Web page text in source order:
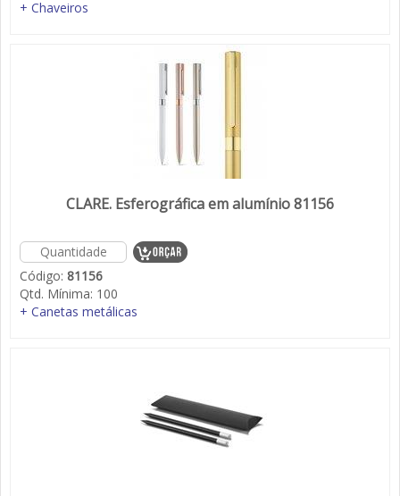
+ Chaveiros
CLARE. Esferográfica em alumínio 81156
Código: 81156
Qtd. Mínima: 100
+ Canetas metálicas